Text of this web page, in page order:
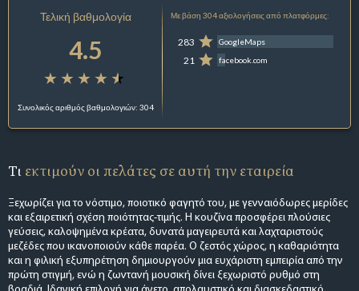
Τελική βαθμολογία
4.5
Συνολικός αριθμός βαθμολογιών: 304
Με βάση 304 αξιολογήσεις από πλατφόρμες:
283 GoogleMaps
21 facebook.com
Τι εκτιμούν οι πελάτες σε αυτή την εταιρεία
Ξεχωρίζει για το νόστιμο, ποιοτικό φαγητό του, με γενναιόδωρες μερίδες
και εξαιρετική σχέση ποιότητας-τιμής. Η κουζίνα προσφέρει πλούσιες
γεύσεις, καλοψημένα κρέατα, δυνατά μαγειρευτά και λαχταριστούς
μεζέδες που ικανοποιούν κάθε παρέα. Ο ζεστός χώρος, η καθαριότητα
και η φιλική εξυπηρέτηση δημιουργούν μια ευχάριστη εμπειρία από την
πρώτη στιγμή, ενώ η ζωντανή μουσική δίνει ξεχωριστό ρυθμό στη